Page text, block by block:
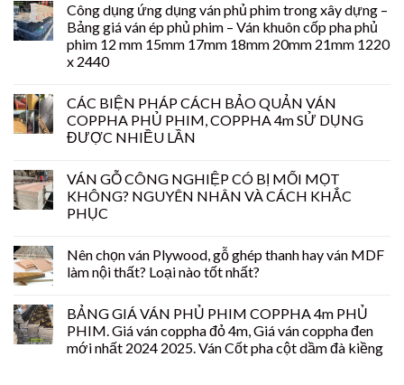
Công dụng ứng dụng ván phủ phim trong xây dựng –
Bảng giá ván ép phủ phim – Ván khuôn cốp pha phủ
phim 12 mm 15mm 17mm 18mm 20mm 21mm 1220
x 2440
CÁC BIỆN PHÁP CÁCH BẢO QUẢN VÁN
COPPHA PHỦ PHIM, COPPHA 4m SỬ DỤNG
ĐƯỢC NHIỀU LẦN
VÁN GỖ CÔNG NGHIỆP CÓ BỊ MỐI MỌT
KHÔNG? NGUYÊN NHÂN VÀ CÁCH KHẮC
PHỤC
Nên chọn ván Plywood, gỗ ghép thanh hay ván MDF
làm nội thất? Loại nào tốt nhất?
BẢNG GIÁ VÁN PHỦ PHIM COPPHA 4m PHỦ
PHIM. Giá ván coppha đỏ 4m, Giá ván coppha đen
mới nhất 2024 2025. Ván Cốt pha cột dầm đà kiềng